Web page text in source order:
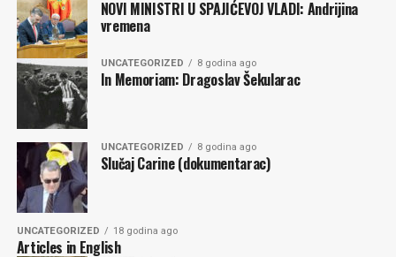
NOVI MINISTRI U SPAJIĆEVOJ VLADI: Andrijina
vremena
UNCATEGORIZED 8 godina ago
In Memoriam: Dragoslav Šekularac
UNCATEGORIZED 8 godina ago
Slučaj Carine (dokumentarac)
UNCATEGORIZED 18 godina ago
Articles in English